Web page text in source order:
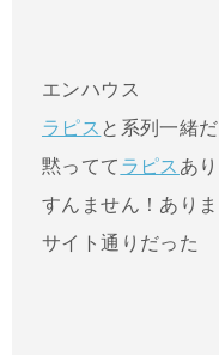
エンハウス
ラピス と系列一緒
黙ってて ラピス あ
すんません！あり
サイト通りだった